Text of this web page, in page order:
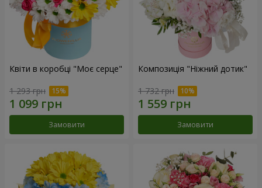
Квіти в коробці "Моє серце"
1 293 грн
Замовити
Композиція "Ніжний дотик"
1 732 грн
Замовити